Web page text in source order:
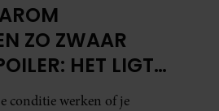
ZO ZWAAR
HET LIGT
CONDITIE)
conditie werken of je